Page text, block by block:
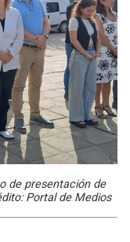
de presentación de
Portal de Medios